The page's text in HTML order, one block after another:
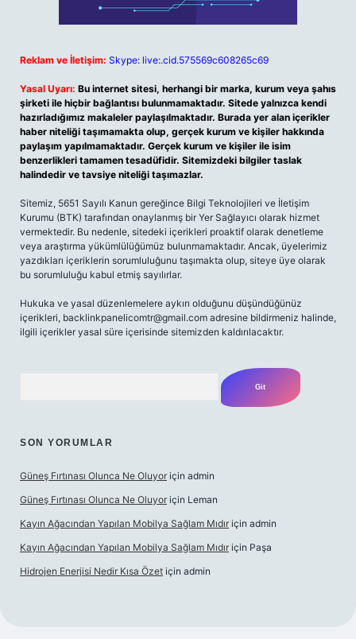
Reklam ve İletişim: Skype: live:.cid.575569c608265c69
Yasal Uyarı: Bu internet sitesi, herhangi bir marka, kurum veya şahıs
şirketi ile hiçbir bağlantısı bulunmamaktadır. Sitede yalnızca kendi
hazırladığımız makaleler paylaşılmaktadır. Burada yer alan içerikler
haber niteliği taşımamakta olup, gerçek kurum ve kişiler hakkında
paylaşım yapılmamaktadır. Gerçek kurum ve kişiler ile isim
benzerlikleri tamamen tesadüfidir. Sitemizdeki bilgiler taslak
halindedir ve tavsiye niteliği taşımazlar.
Sitemiz, 5651 Sayılı Kanun gereğince Bilgi Teknolojileri ve İletişim
Kurumu (BTK) tarafından onaylanmış bir Yer Sağlayıcı olarak hizmet
vermektedir. Bu nedenle, sitedeki içerikleri proaktif olarak denetleme
veya araştırma yükümlülüğümüz bulunmamaktadır. Ancak, üyelerimiz
yazdıkları içeriklerin sorumluluğunu taşımakta olup, siteye üye olarak
bu sorumluluğu kabul etmiş sayılırlar.
Hukuka ve yasal düzenlemelere aykırı olduğunu düşündüğünüz
içerikleri, backlinkpanelicomtr@gmail.com adresine bildirmeniz halinde,
ilgili içerikler yasal süre içerisinde sitemizden kaldırılacaktır.
SON YORUMLAR
Güneş Fırtınası Olunca Ne Oluyor için admin
Güneş Fırtınası Olunca Ne Oluyor için Leman
Kayın Ağacından Yapılan Mobilya Sağlam Mıdır için admin
Kayın Ağacından Yapılan Mobilya Sağlam Mıdır için Paşa
Hidrojen Enerjisi Nedir Kısa Özet için admin